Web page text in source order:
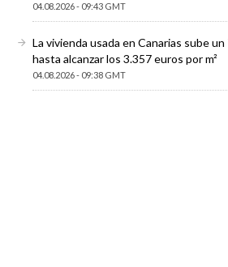
04.08.2026 - 09:43 GMT
La vivienda usada en Canarias sube
hasta alcanzar los 3.357 euros por m²
04.08.2026 - 09:38 GMT